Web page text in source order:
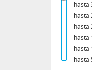
- hasta
- hasta
- hasta
- hasta
- hasta
- hasta